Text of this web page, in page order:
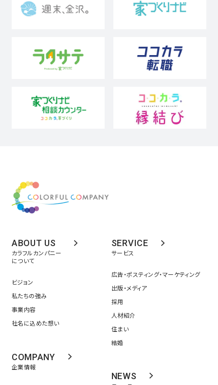
ABOUT US
カラフルカンパニー
について
ビジョン
私たちの強み
事業内容
社名に込めた想い
SERVICE
サービス
広告・ポスティング・マーケティング
出版・メディア
採用
人材紹介
住まい
結婚
COMPANY
企業情報
NEWS